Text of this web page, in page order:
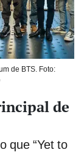
de BTS. Foto:
de
que “Yet to